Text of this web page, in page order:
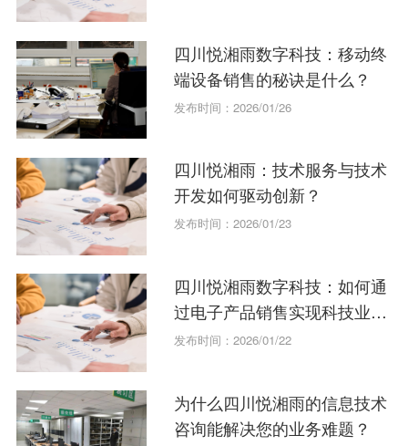
四川悦湘雨数字科技：移动终
端设备销售的秘诀是什么？
发布时间：2026/01/26
四川悦湘雨：技术服务与技术
开发如何驱动创新？
发布时间：2026/01/23
四川悦湘雨数字科技：如何通
过电子产品销售实现科技业务
增长？
发布时间：2026/01/22
为什么四川悦湘雨的信息技术
咨询能解决您的业务难题？